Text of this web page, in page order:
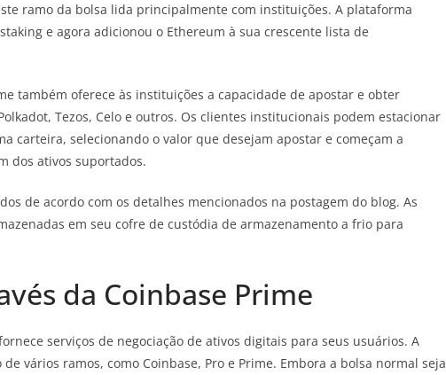
ramo da bolsa lida principalmente com instituições. A plataforma
e agora adicionou o Ethereum à sua crescente lista de
também oferece às instituições a capacidade de apostar e obter
Tezos, Celo e outros. Os clientes institucionais podem estacionar
carteira, selecionando o valor que desejam apostar e começam a
dos ativos suportados.
de acordo com os detalhes mencionados na postagem do blog. As
em seu cofre de custódia de armazenamento a frio para
da Coinbase Prime
serviços de negociação de ativos digitais para seus usuários. A
vários ramos, como Coinbase, Pro e Prime. Embora a bolsa normal seja